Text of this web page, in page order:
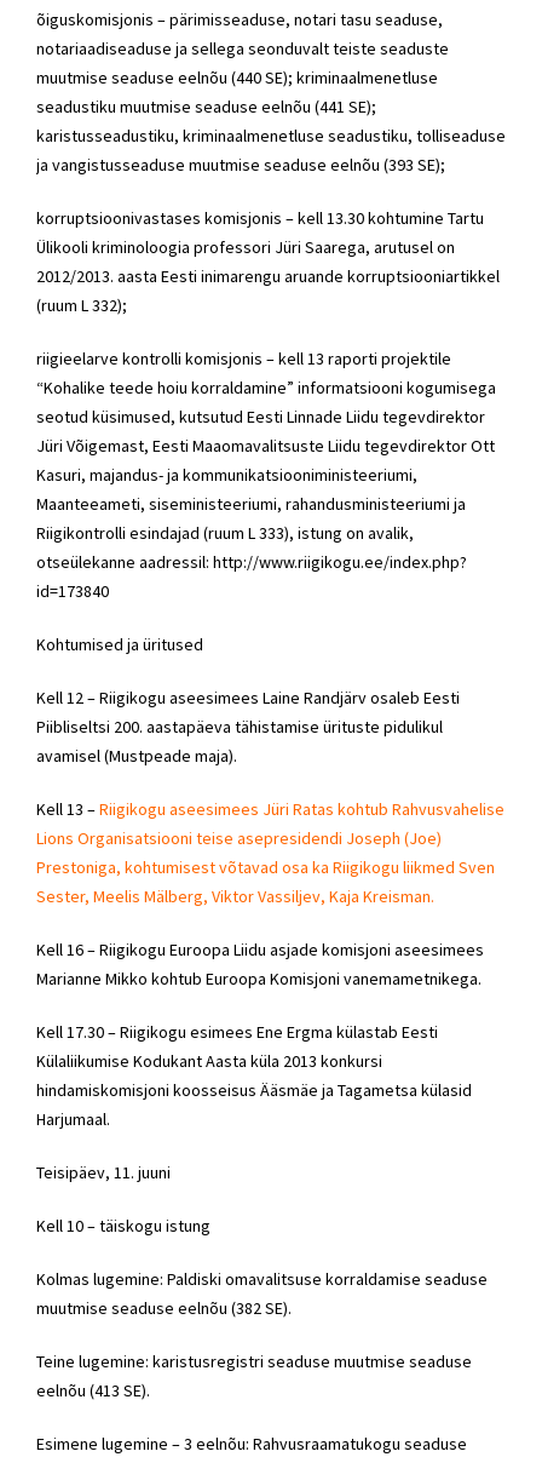
õiguskomisjonis – pärimisseaduse, notari tasu seaduse,
notariaadiseaduse ja sellega seonduvalt teiste seaduste
muutmise seaduse eelnõu (440 SE); kriminaalmenetluse
seadustiku muutmise seaduse eelnõu (441 SE);
karistusseadustiku, kriminaalmenetluse seadustiku, tolliseaduse
ja vangistusseaduse muutmise seaduse eelnõu (393 SE);
korruptsioonivastases komisjonis – kell 13.30 kohtumine Tartu
Ülikooli kriminoloogia professori Jüri Saarega, arutusel on
2012/2013. aasta Eesti inimarengu aruande korruptsiooniartikkel
(ruum L 332);
riigieelarve kontrolli komisjonis – kell 13 raporti projektile
“Kohalike teede hoiu korraldamine” informatsiooni kogumisega
seotud küsimused, kutsutud Eesti Linnade Liidu tegevdirektor
Jüri Võigemast, Eesti Maaomavalitsuste Liidu tegevdirektor Ott
Kasuri, majandus- ja kommunikatsiooniministeeriumi,
Maanteeameti, siseministeeriumi, rahandusministeeriumi ja
Riigikontrolli esindajad (ruum L 333), istung on avalik,
otseülekanne aadressil: http://www.riigikogu.ee/index.php?
id=173840
Kohtumised ja üritused
Kell 12 – Riigikogu aseesimees Laine Randjärv osaleb Eesti
Piibliseltsi 200. aastapäeva tähistamise ürituste pidulikul
avamisel (Mustpeade maja).
Kell 13 –Riigikogu aseesimees Jüri Ratas kohtub Rahvusvahelise
Lions Organisatsiooni teise asepresidendi Joseph (Joe)
Prestoniga, kohtumisest võtavad osa ka Riigikogu liikmed Sven
Sester, Meelis Mälberg, Viktor Vassiljev, Kaja Kreisman.
Kell 16 – Riigikogu Euroopa Liidu asjade komisjoni aseesimees
Marianne Mikko kohtub Euroopa Komisjoni vanemametnikega.
Kell 17.30 – Riigikogu esimees Ene Ergma külastab Eesti
Külaliikumise Kodukant Aasta küla 2013 konkursi
hindamiskomisjoni koosseisus Ääsmäe ja Tagametsa külasid
Harjumaal.
Teisipäev, 11. juuni
Kell 10 – täiskogu istung
Kolmas lugemine: Paldiski omavalitsuse korraldamise seaduse
muutmise seaduse eelnõu (382 SE).
Teine lugemine: karistusregistri seaduse muutmise seaduse
eelnõu (413 SE).
Esimene lugemine – 3 eelnõu: Rahvusraamatukogu seaduse